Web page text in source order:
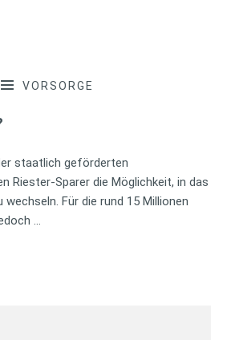
VORSORGE
staatlich geförderten
Riester-Sparer die Möglichkeit, in das
Für die rund 15 Millionen
…